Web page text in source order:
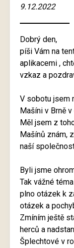
9.12.2022
Dobrý den,
píši Vám na
aplikacemi ,
vzkaz a
V sobotu jsem
Mašíni v Brně
Měl jsem z
Mašínů znám,
naší
Byli jsme
Tak vážné
plno otázek k
otázek a
Zmíním ještě
herců a
Šplechtové v